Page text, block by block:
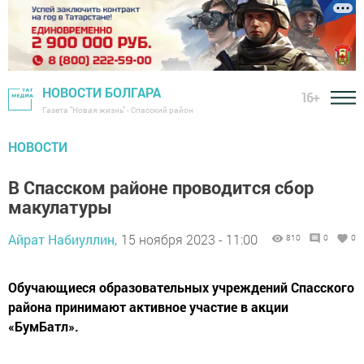
НОВОСТИ БОЛГАРА
Газета "Новая жизнь" - Спасский район
16+
НОВОСТИ
В Спасском районе проводится сбор
макулатуры
Айрат Набиуллин, 15 ноября 2023 - 11:00 810 0 0
Обучающиеся образовательных учреждений Спасского
района принимают активное участие в акции
«БумБатл».